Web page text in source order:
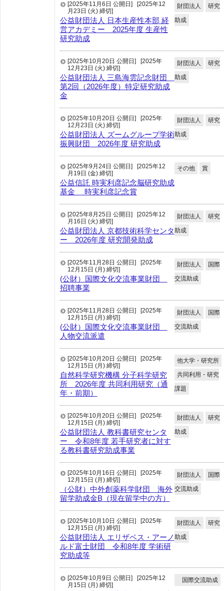
[2025年11月6日 公開日]
[2025年12
月23日 (火) 締切]
公益財団法人 日本生産性本部 経
営アカデミー 2025年度 生産性
研究助成
財団法人
研究
助成
[2025年10月20日 公開日]
[2025年
12月23日 (火) 締切]
公益財団法人 三島海雲記念財団
第2回（2026年度）特定研究助成
金
財団法人
研究
助成
[2025年10月20日 公開日]
[2025年
12月23日 (火) 締切]
公益財団法人 ズームグループ学術
振興財団 2026年度 研究助成
財団法人
研究
助成
[2025年9月24日 公開日]
[2025年12
月19日 (金) 締切]
公益信託 時実利彦記念脳研究助成
基金 時実利彦記念賞
その他 賞
[2025年8月25日 公開日]
[2025年12
月16日 (火) 締切]
公益財団法人 京都技術科学センタ
ー 2026年度 研究開発助成
財団法人
研究
助成
[2025年11月28日 公開日]
[2025年
12月15日 (月) 締切]
(公財）国際文化交流事業財団
招聘事業
財団法人
国際
交流助成
[2025年11月28日 公開日]
[2025年
12月15日 (月) 締切]
(公財）国際文化交流事業財団
人物交流派遣
財団法人
国際
交流助成
[2025年10月20日 公開日]
[2025年
12月15日 (月) 締切]
自然科学研究機構 分子科学研究
所 2026年度 共同利用研究（通
年・前期）
他大学・研究所
共同利用・研究
課題
[2025年10月20日 公開日]
[2025年
12月15日 (月) 締切]
公益財団法人 教科書研究センタ
ー 令和8年度 若手研究者に対す
る教科書研究助成事業
財団法人
研究
助成
[2025年10月16日 公開日]
[2025年
12月15日 (月) 締切]
（公財）中外創薬科学財団 海外
留学助成金B（現在留学中の方）
財団法人
国際
交流助成
[2025年10月10日 公開日]
[2025年
12月15日 (月) 締切]
公益財団法人 エリザベス・アーノ
ルド富士財団 令和8年度 学術研
究助成等
財団法人
研究
助成
[2025年10月9日 公開日]
[2025年12
月15日 (月) 締切]
国際交流助成